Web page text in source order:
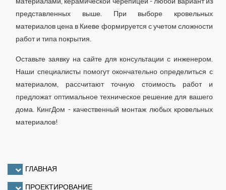
ГЛАВНАЯ
ПРОЕКТИРОВАНИЕ
представленных выше. При выборе кровельных
материалов цена в Киеве формируется с учетом сложности
работ и типа покрытия.
Оставьте заявку на сайте для консультации с инженером.
Наши специалисты помогут окончательно определиться с
материалом, рассчитают точную стоимость работ и
предложат оптимальное техническое решение для вашего
дома. КингДом - качественный монтаж любых кровельных
материалов!